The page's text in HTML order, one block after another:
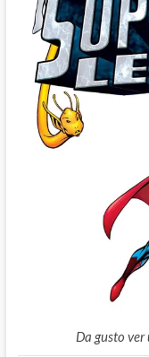
Da gusto